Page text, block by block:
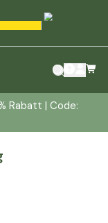
Rabatt | Code: